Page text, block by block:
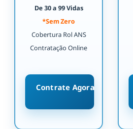
De 30 a 99 Vidas
*Sem Zero
Cobertura Rol ANS
Contratação Online
Contrate Agora